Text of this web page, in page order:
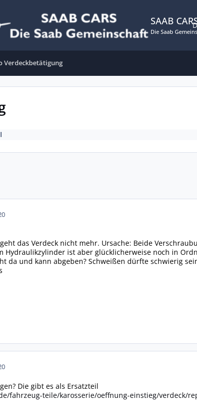
SAAB
Die Saab
Verdeckbetätigung
das Verdeck nicht mehr. Ursache: Beide
Hydraulikzylinder ist aber glücklicherweise noch in
da und kann abgeben? Schweißen dürfte schwierig
Die gibt es als Ersatzteil
fahrzeug-teile/karosserie/oeffnung-einstieg/verdeck/